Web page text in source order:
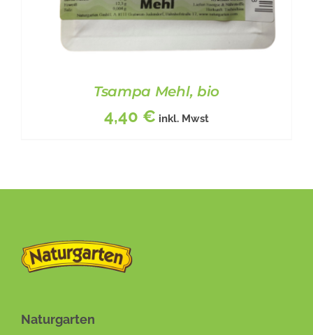
BESCHREIBUNG
Tsampa Mehl, bio
4,40 € inkl. Mwst
Naturgarten